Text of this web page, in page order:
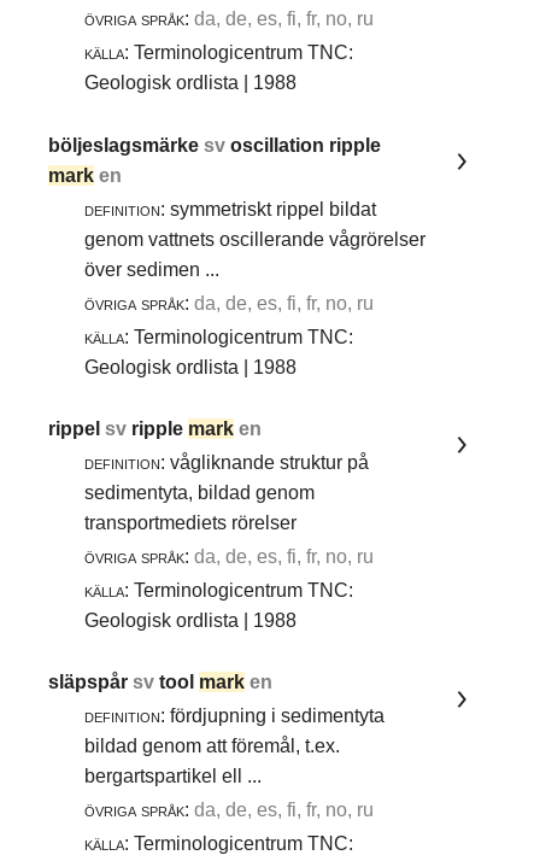
övriga språk: da, de, es, fi, fr, no, ru
källa: Terminologicentrum TNC:
Geologisk ordlista | 1988
böljeslagsmärkesvoscillation ripple
mark en
definition: symmetriskt rippel bildat
genom vattnets oscillerande vågrörelser
över sedimen ...
övriga språk: da, de, es, fi, fr, no, ru
källa: Terminologicentrum TNC:
Geologisk ordlista | 1988
rippelsv ripple mark en
definition: vågliknande struktur på
sedimentyta, bildad genom
transportmediets rörelser
övriga språk: da, de, es, fi, fr, no, ru
källa: Terminologicentrum TNC:
Geologisk ordlista | 1988
släpspårsvtool mark en
definition: fördjupning i sedimentyta
bildad genom att föremål, t.ex.
bergartspartikel ell ...
övriga språk: da, de, es, fi, fr, no, ru
källa: Terminologicentrum TNC: